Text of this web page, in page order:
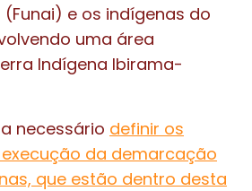
e os indígenas do
uma área
Indígena Ibirama-
necessário definir os
da demarcação
que estão dentro desta